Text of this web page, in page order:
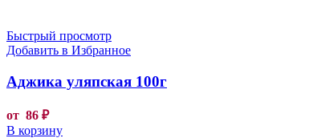
Быстрый просмотр
Добавить в Избранное
Аджика уляпская 100г
от 86 ₽
В корзину